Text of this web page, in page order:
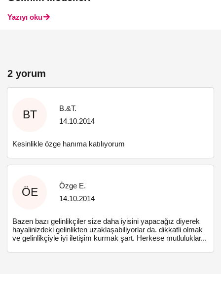
Yazıyı oku
2 yorum
BT
B.&T.
14.10.2014
Kesinlikle özge hanıma katılıyorum
ÖE
Özge E.
14.10.2014
Bazen bazı gelinlikçiler size daha iyisini yapacağız diyerek
hayalinizdeki gelinlikten uzaklaşabiliyorlar da. dikkatli olmak
ve gelinlikçiyle iyi iletişim kurmak şart. Herkese mutluluklar...